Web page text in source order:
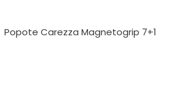
Popote Carezza Magnetogrip 7+1